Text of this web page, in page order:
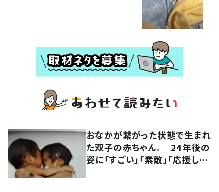
おなかが繋がった状態で生まれ
た双子の赤ちゃん。 24年後の
姿に「すごい」「素敵」「応援して